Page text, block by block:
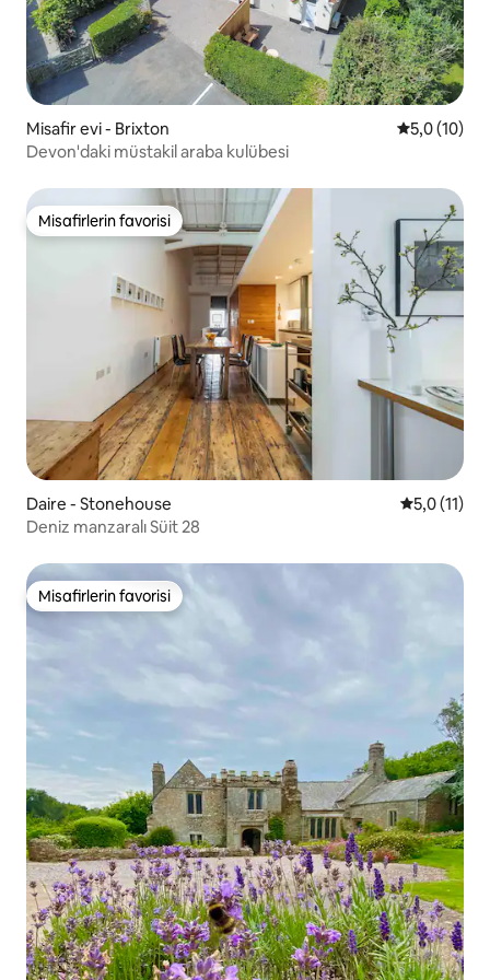
Misafir evi - Brixton 55,0 (10)
Devon'daki müstakil araba kulübesi
Misafirlerin favorisi
Misafirlerin favorisi
Daire - Stonehouse 55,0 (11)
Deniz manzaralı Süit 28
Misafirlerin favorisi
Misafirlerin favorisi